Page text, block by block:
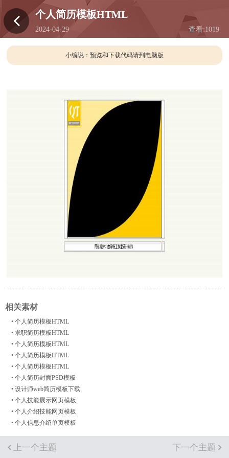
个人简历模板HTML
2024-04-29
15:33
查看:1019
小编说：预览和下载代码请到电脑版
相关素材
•个人简历模板HTML
•求职简历模板HTML
•个人简历模板HTML
•个人简历模板HTML
•个人简历模板HTML
•个人简历封面PSD模板
•设计师web简历模板下载
•个人技能展示网页模板
•个人介绍技能网页模板
•个人信息介绍单页模板
上一个主题 下一个主题